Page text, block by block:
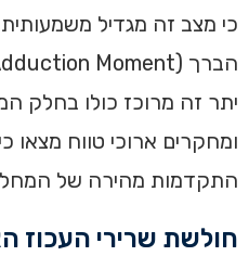
כי מצב זה מגדיל
יתר זה מרוכז כולו בחלק
ומחקרים ארוכי טווח מצאו
התקדמות מהירה של